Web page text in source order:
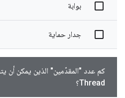
بوابة
جدار حماية
كم عدد "المقدّمين" الذين يمكن أن
Thread؟